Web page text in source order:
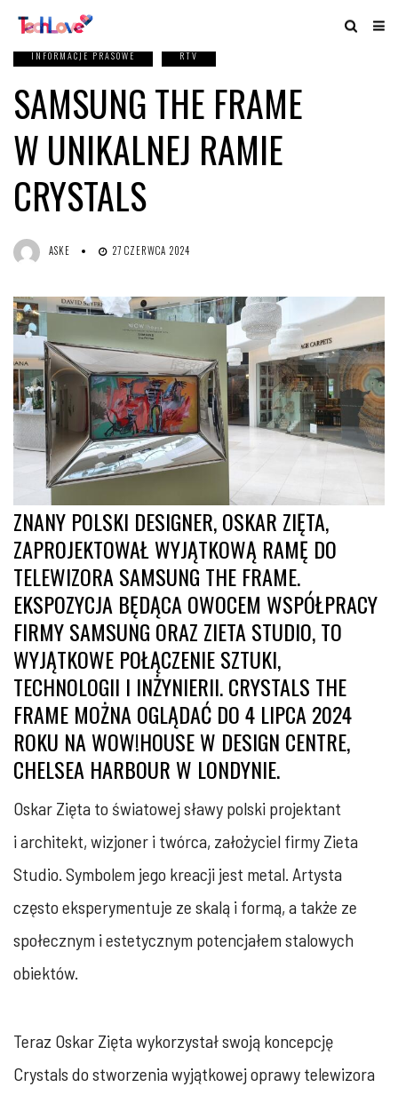
INFORMACJE PRASOWE RTV
SAMSUNG THE FRAME
W UNIKALNEJ RAMIE
CRYSTALS
ASKE 27 CZERWCA 2024
ZNANY POLSKI DESIGNER, OSKAR ZIĘTA,
ZAPROJEKTOWAŁ WYJĄTKOWĄ RAMĘ DO
TELEWIZORA SAMSUNG THE FRAME.
EKSPOZYCJA BĘDĄCA OWOCEM WSPÓŁPRACY
FIRMY SAMSUNG ORAZ ZIETA STUDIO, TO
WYJĄTKOWE POŁĄCZENIE SZTUKI,
TECHNOLOGII I INŻYNIERII. CRYSTALS THE
FRAME MOŻNA OGLĄDAĆ DO 4 LIPCA 2024
ROKU NA WOW!HOUSE W DESIGN CENTRE,
CHELSEA HARBOUR W LONDYNIE.
Oskar Zięta to światowej sławy polski projektant
i architekt, wizjoner i twórca, założyciel firmy Zieta
Studio. Symbolem jego kreacji jest metal. Artysta
często eksperymentuje ze skalą i formą, a także ze
społecznym i estetycznym potencjałem stalowych
obiektów.
Teraz Oskar Zięta wykorzystał swoją koncepcję
Crystals do stworzenia wyjątkowej oprawy telewizora